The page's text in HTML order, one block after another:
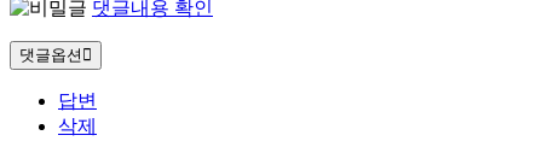
댓글내용 확인
댓글옵션
답변
삭제